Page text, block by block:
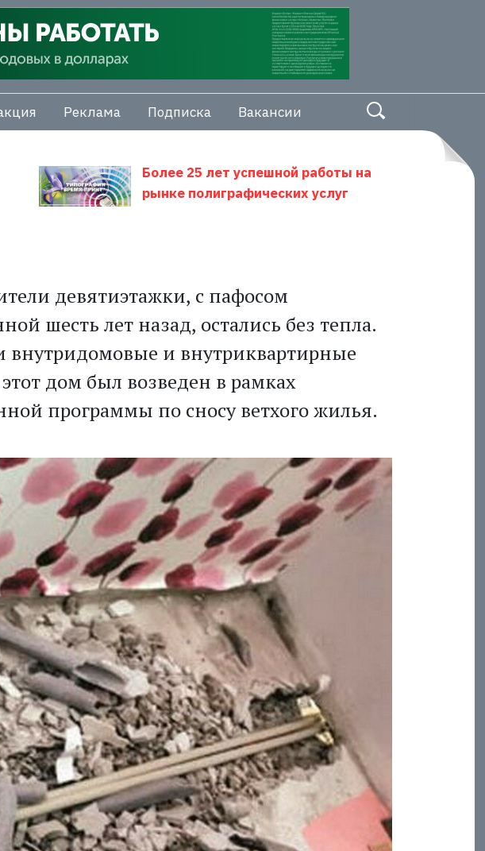
Реклама Подписка Вакансии
Более 25 лет успешной работы на
рынке полиграфических услуг
девятиэтажки, с пафосом
шесть лет назад, остались без тепла.
внутридомовые и внутриквартирные
дом был возведен в рамках
программы по сносу ветхого жилья.